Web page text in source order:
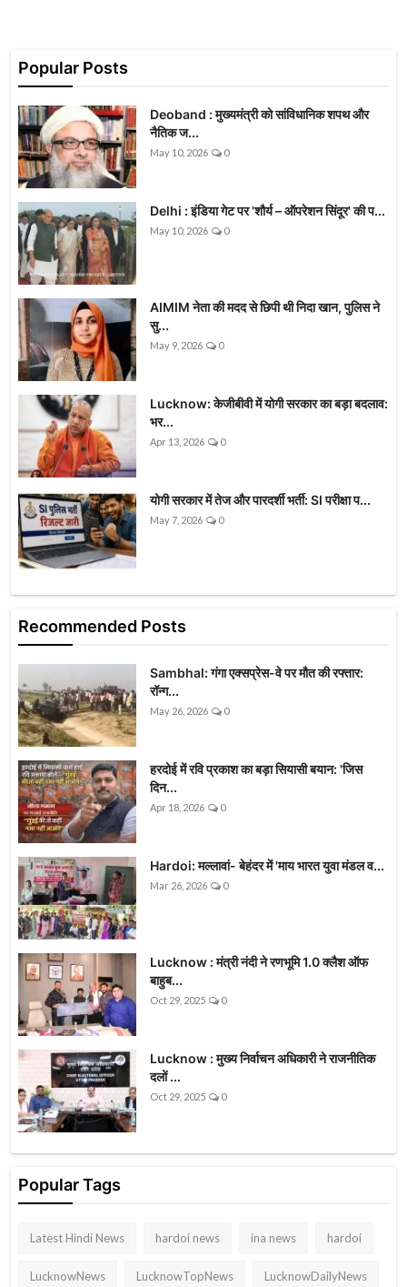
Popular Posts
Deoband : मुख्यमंत्री को सांविधानिक शपथ और
नैतिक ज...
May 10, 2026 0
Delhi : इंडिया गेट पर 'शौर्य – ऑपरेशन सिंदूर' की प...
May 10, 2026 0
AIMIM नेता की मदद से छिपी थी निदा खान, पुलिस ने
सु...
May 9, 2026 0
Lucknow: केजीबीवी में योगी सरकार का बड़ा बदलाव:
भर...
Apr 13, 2026 0
योगी सरकार में तेज और पारदर्शी भर्ती: SI परीक्षा प...
May 7, 2026 0
Recommended Posts
Sambhal: गंगा एक्सप्रेस-वे पर मौत की रफ्तार:
रॉन्ग...
May 26, 2026 0
हरदोई में रवि प्रकाश का बड़ा सियासी बयान: 'जिस
दिन...
Apr 18, 2026 0
Hardoi: मल्लावां- बेहंदर में 'माय भारत युवा मंडल व...
Mar 26, 2026 0
Lucknow : मंत्री नंदी ने रणभूमि 1.0 क्लैश ऑफ
बाहुब...
Oct 29, 2025 0
Lucknow : मुख्य निर्वाचन अधिकारी ने राजनीतिक
दलों ...
Oct 29, 2025 0
Popular Tags
Latest Hindi News hardoi news ina news hardoi
LucknowNews LucknowTopNews LucknowDailyNews